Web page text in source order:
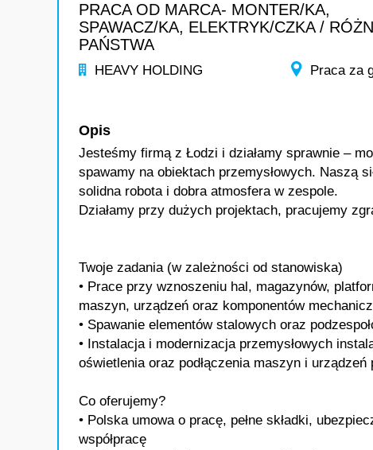
PRACA OD MARCA- MONTER/KA,
SPAWACZ/KA, ELEKTRYK/CZKA /
PAŃSTWA
HEAVY HOLDING Praca za
Opis
Jesteśmy firmą z Łodzi i działamy sprawnie –
spawamy na obiektach przemysłowych. Naszą
solidna robota i dobra atmosfera w zespole.
Działamy przy dużych projektach, pracujemy
Twoje zadania (w zależności od stanowiska)
• Prace przy wznoszeniu hal, magazynów,
maszyn, urządzeń oraz komponentów
• Spawanie elementów stalowych oraz
• Instalacja i modernizacja przemysłowych
oświetlenia oraz podłączenia maszyn i urządzeń
Co oferujemy?
• Polska umowa o pracę, pełne składki,
współpracę